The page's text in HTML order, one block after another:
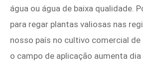
água ou água de baixa qualidade.
para regar plantas valiosas nas
nosso país no cultivo comercial
o campo de aplicação aumenta dia